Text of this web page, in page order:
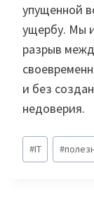
упущенной
ущербу. Мы
разрыв
и без
недоверия.
Метки
записи:
#IT #